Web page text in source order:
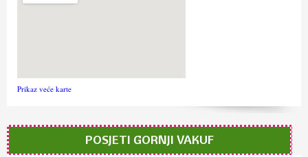
Prikaz veće karte
POSJETI GORNJI VAKUF